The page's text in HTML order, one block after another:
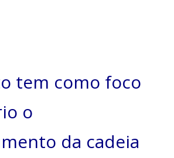
tem como foco
o
da cadeia